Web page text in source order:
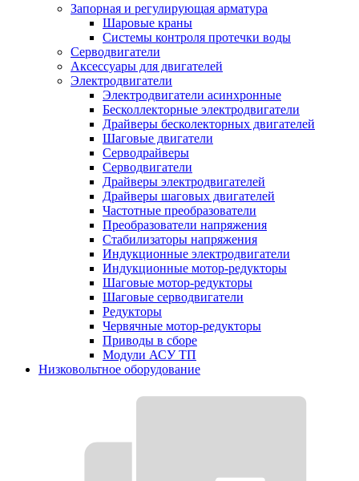
Запорная и регулирующая арматура
Шаровые краны
Системы контроля протечки воды
Серводвигатели
Аксессуары для двигателей
Электродвигатели
Электродвигатели асинхронные
Бесколлекторные электродвигатели
Драйверы бесколекторных двигателей
Шаговые двигатели
Серводрайверы
Серводвигатели
Драйверы электродвигателей
Драйверы шаговых двигателей
Частотные преобразователи
Преобразователи напряжения
Стабилизаторы напряжения
Индукционные электродвигатели
Индукционные мотор-редукторы
Шаговые мотор-редукторы
Шаговые серводвигатели
Редукторы
Червячные мотор-редукторы
Приводы в сборе
Модули АСУ ТП
Низковольтное оборудование